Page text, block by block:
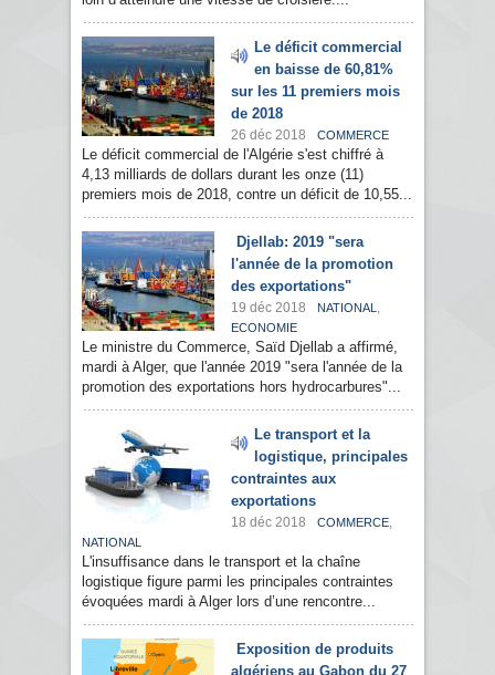
Le déficit commercial
en baisse de 60,81%
sur les 11 premiers mois
de 2018
26 déc 2018 COMMERCE
Le déficit commercial de l'Algérie s'est chiffré à
4,13 milliards de dollars durant les onze (11)
premiers mois de 2018, contre un déficit de 10,55...
Djellab: 2019 "sera
l'année de la promotion
des exportations"
19 déc 2018 NATIONAL ,
ECONOMIE
Le ministre du Commerce, Saïd Djellab a affirmé,
mardi à Alger, que l'année 2019 "sera l'année de la
promotion des exportations hors hydrocarbures"...
Le transport et la
logistique, principales
contraintes aux
exportations
18 déc 2018 COMMERCE,
NATIONAL
L'insuffisance dans le transport et la chaîne
logistique figure parmi les principales contraintes
évoquées mardi à Alger lors d’une rencontre...
Exposition de produits
algériens au Gabon du 27